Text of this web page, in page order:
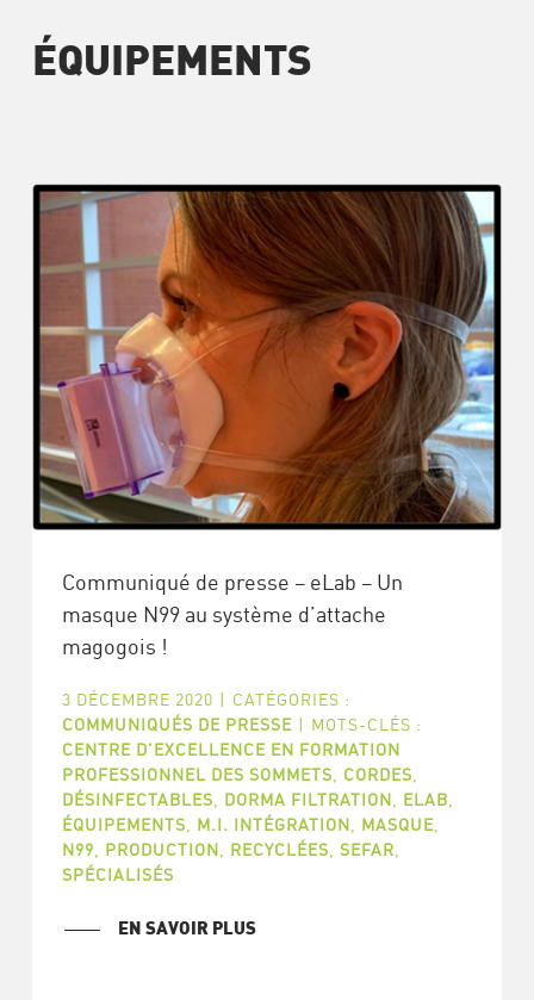
ÉQUIPEMENTS
Communiqué de presse – eLab – Un
masque N99 au système d’attache
magogois !
3 DÉCEMBRE 2020 | CATÉGORIES :
COMMUNIQUÉS DE PRESSE | MOTS-CLÉS :
CENTRE D'EXCELLENCE EN FORMATION
PROFESSIONNEL DES SOMMETS
CORDES
DÉSINFECTABLES
DORMA FILTRATION ELAB
ÉQUIPEMENTS
M.I. INTÉGRATION MASQUE,
N99
PRODUCTION RECYCLÉES SEFAR
SPÉCIALISÉS
EN SAVOIR PLUS